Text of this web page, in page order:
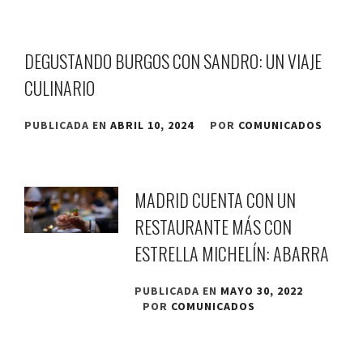
DEGUSTANDO BURGOS CON SANDRO: UN VIAJE
CULINARIO
PUBLICADA EN ABRIL 10, 2024 POR COMUNICADOS
MADRID CUENTA CON UN
RESTAURANTE MÁS CON
ESTRELLA MICHELÍN: ABARRA
PUBLICADA EN MAYO 30, 2022
POR COMUNICADOS